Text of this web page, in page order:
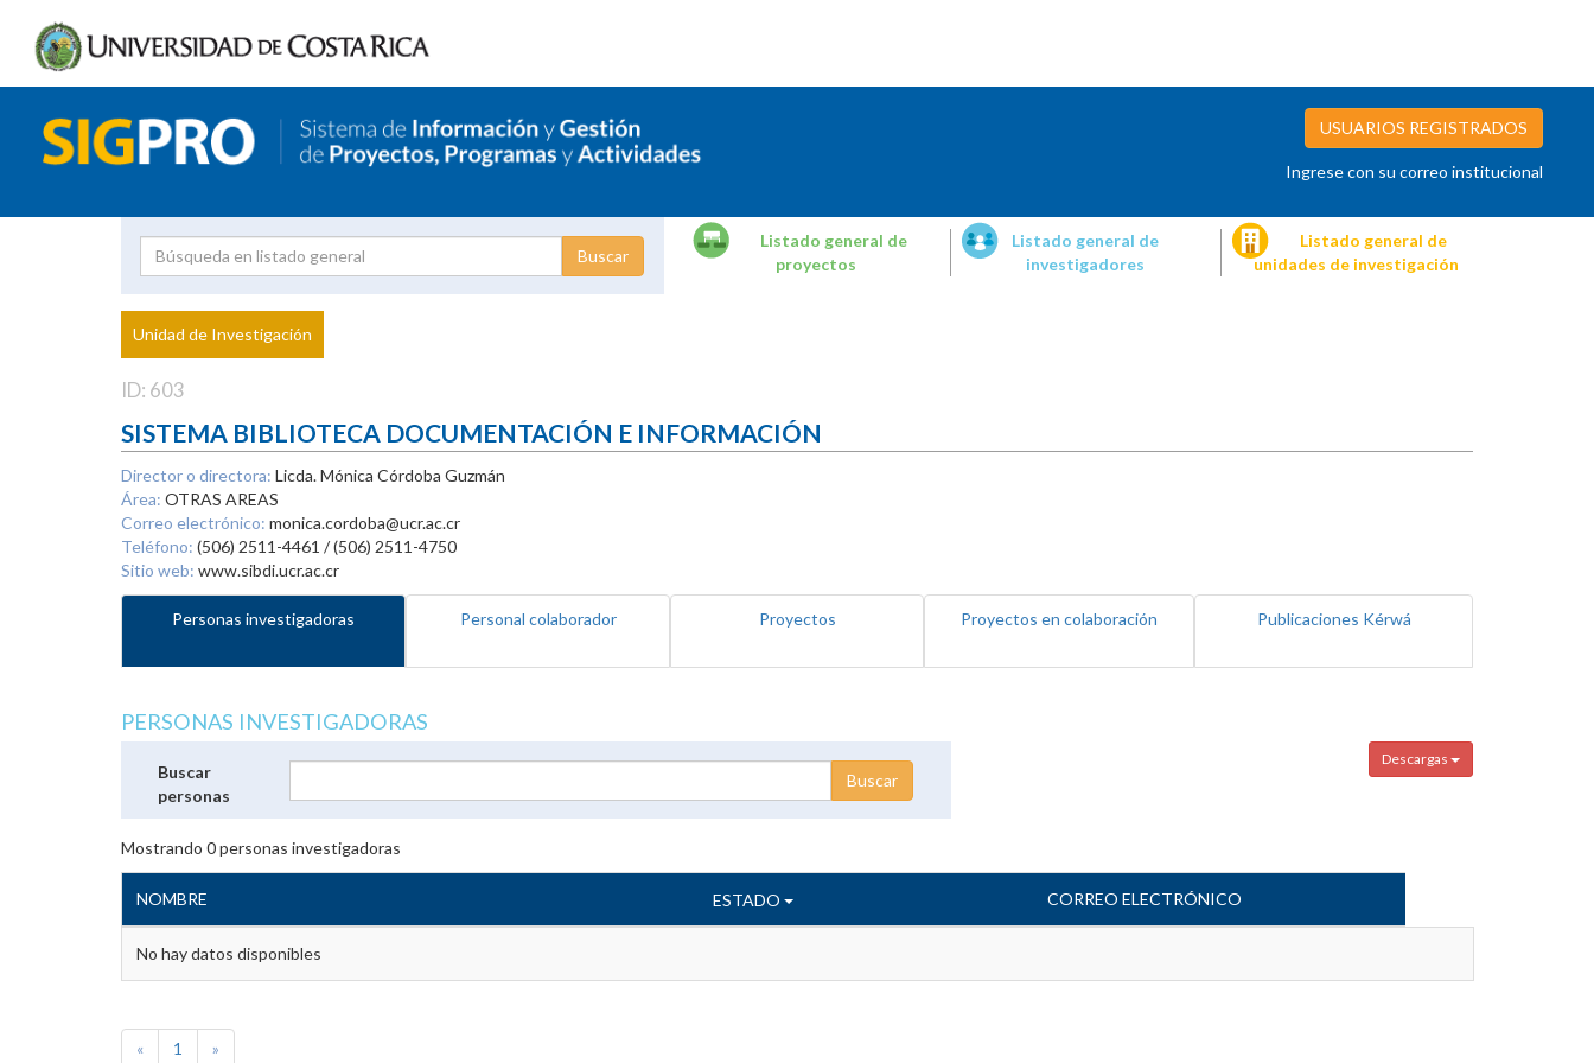
USUARIOS REGISTRADOS
Ingrese con su correo institucional
Proyecto
Investigador
Listado general de
proyectos
Listado general de
investigadores
Listado general de
unidades de investigación
Unidad de Investigación
ID: 603
SISTEMA BIBLIOTECA DOCUMENTACIÓN E INFORMACIÓN
Director o directora: Licda. Mónica Córdoba Guzmán
Área: OTRAS AREAS
Correo electrónico: monica.cordoba@ucr.ac.cr
Teléfono: (506) 2511-4461 / (506) 2511-4750
Sitio web: www.sibdi.ucr.ac.cr
Personas investigadoras Personal colaborador Proyectos Proyectos en colaboración Publicaciones Kérwá
PERSONAS INVESTIGADORAS
Descargas
Buscar
personas
Mostrando 0personas investigadoras
NOMBRE ESTADO CORREO ELECTRÓNICO
No hay datos disponibles
« 1 »